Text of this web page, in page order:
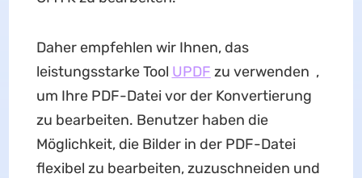
Daher empfehlen wir Ihnen, das
leistungsstarke Tool UPDF zu verwenden ,
um Ihre PDF-Datei vor der Konvertierung
zu bearbeiten. Benutzer haben die
Möglichkeit, die Bilder in der PDF-Datei
flexibel zu bearbeiten, zuzuschneiden und